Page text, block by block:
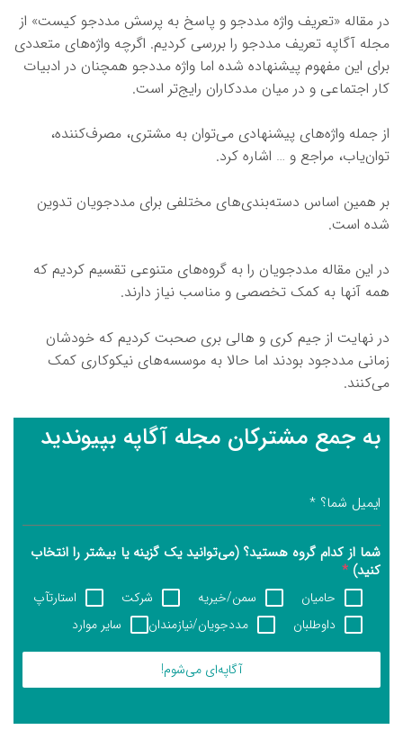
در مقاله «تعریف واژه مددجو و پاسخ به پرسش مددجو کیست» از
مجله آگاپه تعریف مددجو را بررسی کردیم. اگرچه واژه‌های متعددی
برای این مفهوم پیشنهاده شده اما واژه مددجو همچنان در ادبیات
کار اجتماعی و در میان مددکاران رایج‌تر است.
از جمله واژه‌های پیشنهادی می‌توان به مشتری، مصرف‌کننده،
توان‌یاب، مراجع و … اشاره کرد.
بر همین اساس دسته‌بندی‌های مختلفی برای مددجویان تدوین
شده است.
در این مقاله مددجویان را به گروه‌های متنوعی تقسیم کردیم که
همه آنها به کمک تخصصی و مناسب نیاز دارند.
در نهایت از جیم کری و هالی بری صحبت کردیم که خودشان
زمانی مددجود بودند اما حالا به موسسه‌های نیکوکاری کمک
می‌کنند.
به جمع مشترکان مجله آگاپه بپیوندید
ایمیل شما؟ *
شما از کدام گروه هستید؟ (می‌توانید یک گزینه یا بیشتر را انتخاب
کنید) *
حامیان سمن/خیریه شرکت
استارتآپ
داوطلبان
مددجویان/نیازمندان سایر موارد
آگاپه‌ای می‌شوم!